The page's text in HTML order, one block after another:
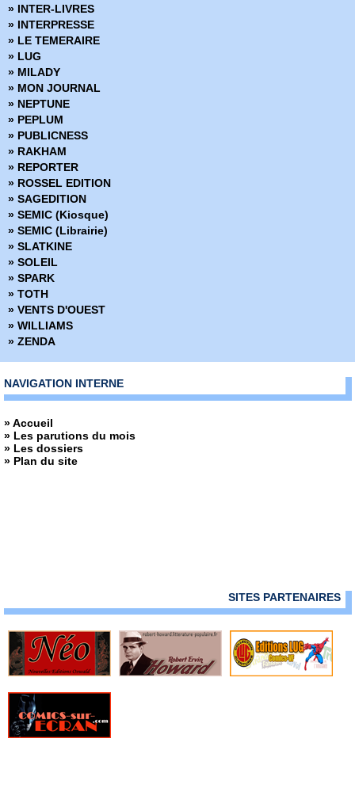
» INTER-LIVRES
» INTERPRESSE
» LE TEMERAIRE
» LUG
» MILADY
» MON JOURNAL
» NEPTUNE
» PEPLUM
» PUBLICNESS
» RAKHAM
» REPORTER
» ROSSEL EDITION
» SAGEDITION
» SEMIC (Kiosque)
» SEMIC (Librairie)
» SLATKINE
» SOLEIL
» SPARK
» TOTH
» VENTS D'OUEST
» WILLIAMS
» ZENDA
NAVIGATION INTERNE
» Accueil
» Les parutions du mois
» Les dossiers
» Plan du site
SITES PARTENAIRES